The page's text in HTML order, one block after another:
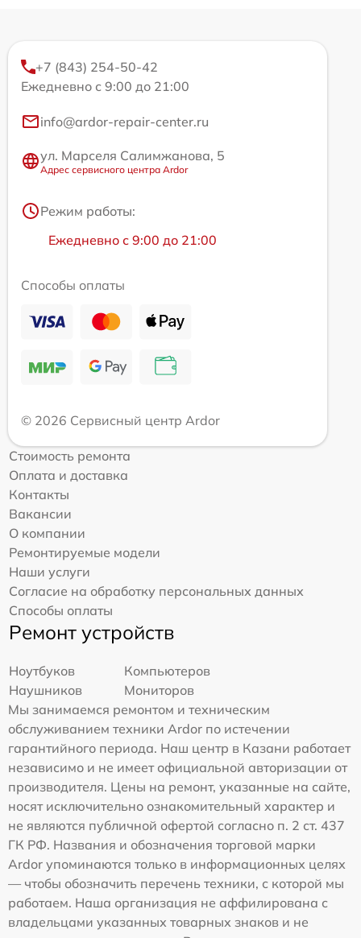
+7 (843) 254-50-42
Ежедневно с 9:00 до 21:00
info@ardor-repair-center.ru
ул. Марселя Салимжанова, 5
Адрес сервисного центра Ardor
Режим работы:
Ежедневно с 9:00 до 21:00
Способы оплаты
© 2026 Сервисный центр Ardor
Стоимость ремонта
Оплата и доставка
Контакты
Вакансии
О компании
Ремонтируемые модели
Наши услуги
Согласие на обработку персональных данных
Способы оплаты
Ремонт устройств
Ноутбуков
Компьютеров
Наушников
Мониторов
Мы занимаемся ремонтом и техническим
обслуживанием техники Ardor по истечении
гарантийного периода. Наш центр в Казани работает
независимо и не имеет официальной авторизации от
производителя. Цены на ремонт, указанные на сайте,
носят исключительно ознакомительный характер и
не являются публичной офертой согласно п. 2 ст. 437
ГК РФ. Названия и обозначения торговой марки
Ardor упоминаются только в информационных целях
— чтобы обозначить перечень техники, с которой мы
работаем. Наша организация не аффилирована с
владельцами указанных товарных знаков и не